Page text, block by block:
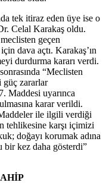
tek itiraz eden üye ise o
Celal Karakaş oldu.
geçen
dava açtı. Karakaş’ın
durdurma kararı verdi.
“Meclisten
güç zararlar
Maddesi uyarınca
karar verildi.
ile ilgili verdiği
tehlikesine karşı içimizi
doğayı korumak adına
bir kez daha gösterdi”